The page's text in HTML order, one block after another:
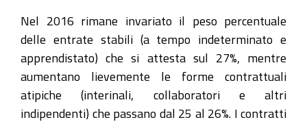
Nel 2016 rimane invariato il peso percentuale
delle entrate stabili (a tempo indeterminato e
apprendistato) che si attesta sul 27%, mentre
aumentano lievemente le forme contrattuali
atipiche (interinali, collaboratori e altri
indipendenti) che passano dal 25 al 26%. I contratti